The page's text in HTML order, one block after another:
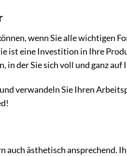
wenn Sie alle wichtigen
ist eine Investition in Ihre
der Sie sich voll und ganz
verwandeln Sie Ihren
ästhetisch ansprechend.